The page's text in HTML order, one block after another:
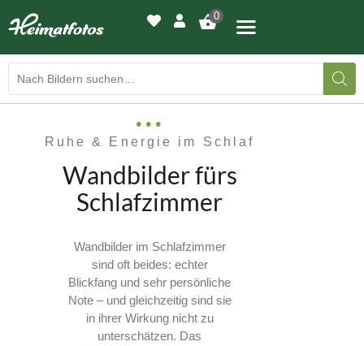
0
BILDERGALERIE
DRUCKQUALITÄTEN
LED-LEUCHTBILDER
WIR DRUCKEN IHR BILD
AUSSTELLUNGEN
HEIMATLICHTER
Ruhe & Energie im Schlaf
Wandbilder fürs
Schlafzimmer
Wandbilder im Schlafzimmer
sind oft beides: echter
Blickfang und sehr persönliche
Note – und gleichzeitig sind sie
in ihrer Wirkung nicht zu
unterschätzen. Das